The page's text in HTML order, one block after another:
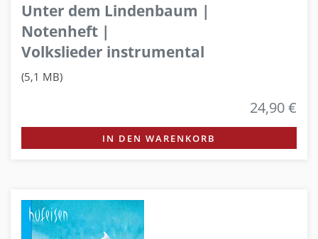
Unter dem Lindenbaum |
Notenheft |
Volkslieder instrumental
(5,1 MB)
24,90 €
IN DEN WARENKORB